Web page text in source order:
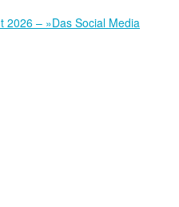
2026 – »Das Social Media